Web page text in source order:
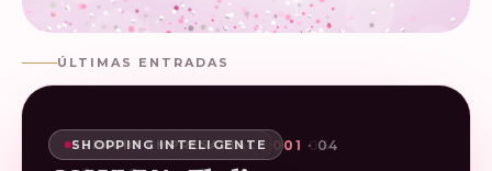
ÚLTIMAS ENTRADAS
SHOPPING INTELIGENTE 01 · 04
ESPACIO EMPRESARIAL 02 · 04
ESPACIO EMPRESARIAL 03 · 04
ESPACIO EMPRESARIAL 04 · 04